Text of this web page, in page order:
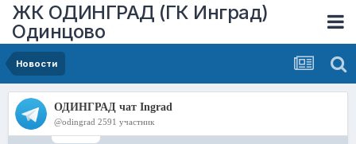
ЖК ОДИНГРАД (ГК Инград)
Одинцово
Новости